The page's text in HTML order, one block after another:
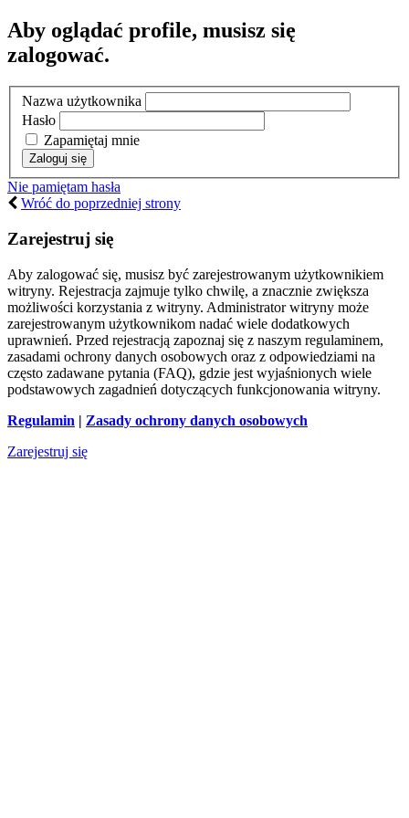
Aby oglądać profile, musisz się
zalogować.
Nazwa użytkownika
Hasło
Zapamiętaj mnie
Nie pamiętam hasła
Wróć do poprzedniej strony
Zarejestruj się
Aby zalogować się, musisz być zarejestrowanym użytkownikiem
witryny. Rejestracja zajmuje tylko chwilę, a znacznie zwiększa
możliwości korzystania z witryny. Administrator witryny może
zarejestrowanym użytkownikom nadać wiele dodatkowych
uprawnień. Przed rejestracją zapoznaj się z naszym regulaminem,
zasadami ochrony danych osobowych oraz z odpowiedziami na
często zadawane pytania (FAQ), gdzie jest wyjaśnionych wiele
podstawowych zagadnień dotyczących funkcjonowania witryny.
Regulamin | Zasady ochrony danych osobowych
Zarejestruj się